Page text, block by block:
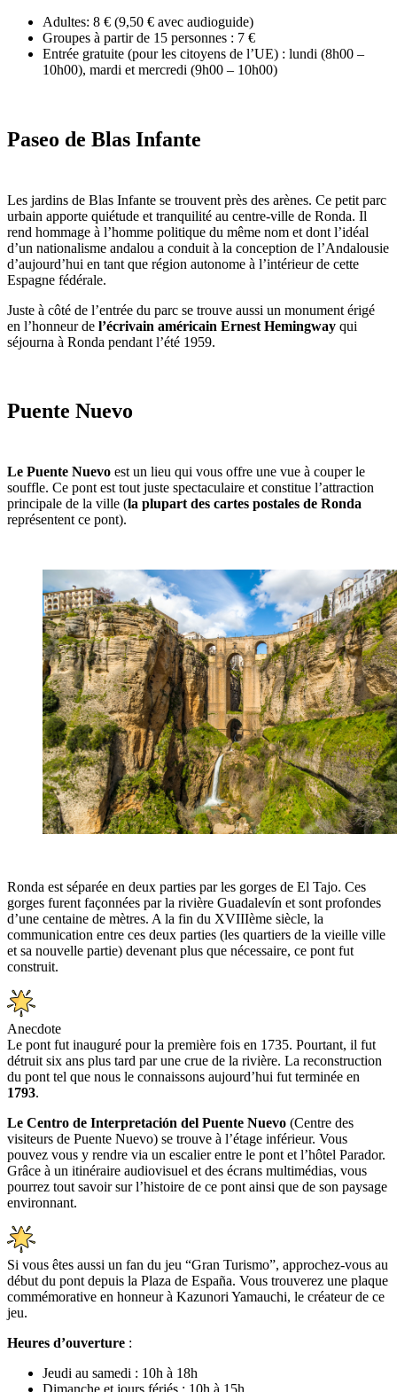
Adultes: 8 € (9,50 € avec audioguide)
Groupes à partir de 15 personnes : 7 €
Entrée gratuite (pour les citoyens de l’UE) : lundi (8h00 –
10h00), mardi et mercredi (9h00 – 10h00)
Paseo de Blas Infante
Les jardins de Blas Infante se trouvent près des arènes. Ce petit parc
urbain apporte quiétude et tranquilité au centre-ville de Ronda. Il
rend hommage à l’homme politique du même nom et dont l’idéal
d’un nationalisme andalou a conduit à la conception de l’Andalousie
d’aujourd’hui en tant que région autonome à l’intérieur de cette
Espagne fédérale.
Juste à côté de l’entrée du parc se trouve aussi un monument érigé
en l’honneur de l’écrivain américain Ernest Hemingway qui
séjourna à Ronda pendant l’été 1959.
Puente Nuevo
Le Puente Nuevo est un lieu qui vous offre une vue à couper le
souffle. Ce pont est tout juste spectaculaire et constitue l’attraction
principale de la ville (la plupart des cartes postales de Ronda
représentent ce pont).
Ronda est séparée en deux parties par les gorges de El Tajo. Ces
gorges furent façonnées par la rivière Guadalevín et sont profondes
d’une centaine de mètres. A la fin du XVIIIème siècle, la
communication entre ces deux parties (les quartiers de la vieille ville
et sa nouvelle partie) devenant plus que nécessaire, ce pont fut
construit.
Anecdote
Le pont fut inauguré pour la première fois en 1735. Pourtant, il fut
détruit six ans plus tard par une crue de la rivière. La reconstruction
du pont tel que nous le connaissons aujourd’hui fut terminée en
1793.
Le Centro de Interpretación del Puente Nuevo (Centre des
visiteurs de Puente Nuevo) se trouve à l’étage inférieur. Vous
pouvez vous y rendre via un escalier entre le pont et l’hôtel Parador.
Grâce à un itinéraire audiovisuel et des écrans multimédias, vous
pourrez tout savoir sur l’histoire de ce pont ainsi que de son paysage
environnant.
Si vous êtes aussi un fan du jeu “Gran Turismo”, approchez-vous au
début du pont depuis la Plaza de España. Vous trouverez une plaque
commémorative en honneur à Kazunori Yamauchi, le créateur de ce
jeu.
Heures d’ouverture :
Jeudi au samedi : 10h à 18h